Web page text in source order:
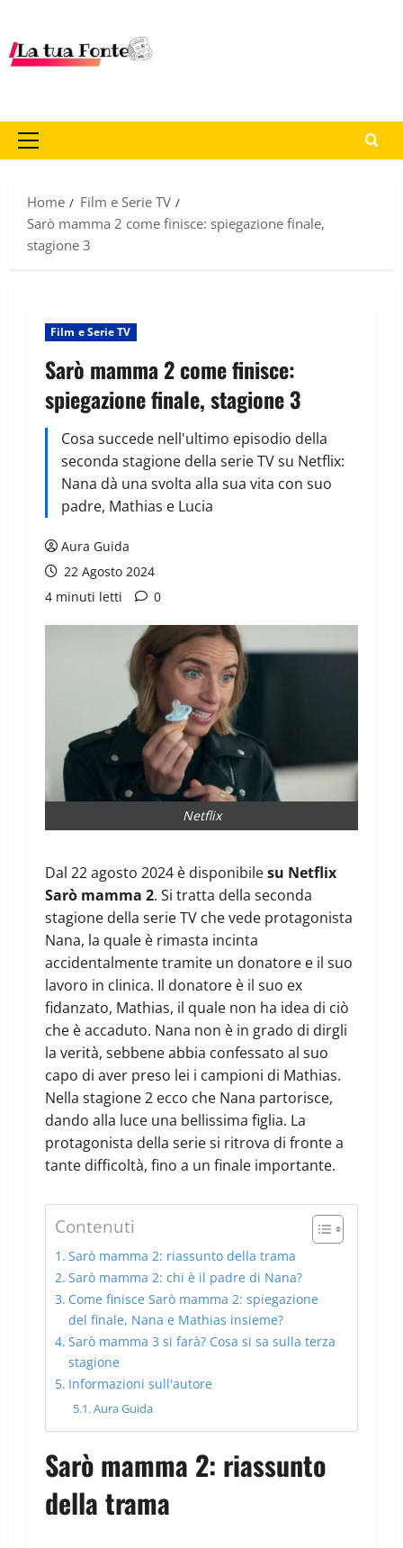
Home
Film e Serie TV
Sarò mamma 2 come finisce: spiegazione finale,
stagione 3
Film e Serie TV
Sarò mamma 2 come finisce:
spiegazione finale, stagione 3
Cosa succede nell'ultimo episodio della
seconda stagione della serie TV su Netflix:
Nana dà una svolta alla sua vita con suo
padre, Mathias e Lucia
Aura Guida
22 Agosto 2024
4 minuti letti
0
Netflix
Dal 22 agosto 2024 è disponibilesu Netflix
Sarò mamma 2. Si tratta della seconda
stagione della serie TV che vede protagonista
Nana, la quale è rimasta incinta
accidentalmente tramite un donatore e il suo
lavoro in clinica. Il donatore è il suo ex
fidanzato, Mathias, il quale non ha idea di ciò
che è accaduto. Nana non è in grado di dirgli
la verità, sebbene abbia confessato al suo
capo di aver preso lei i campioni di Mathias.
Nella stagione 2 ecco che Nana partorisce,
dando alla luce una bellissima figlia. La
protagonista della serie si ritrova di fronte a
tante difficoltà, fino a un finale importante.
Contenuti
Sarò mamma 2: riassunto della trama
Sarò mamma 2: chi è il padre di Nana?
Come finisce Sarò mamma 2: spiegazione
del finale, Nana e Mathias insieme?
Sarò mamma 3 si farà? Cosa si sa sulla terza
stagione
Informazioni sull'autore
Aura Guida
Sarò mamma 2: riassunto
della trama